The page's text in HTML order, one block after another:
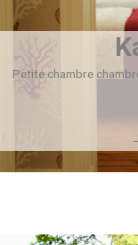
Petite chambre